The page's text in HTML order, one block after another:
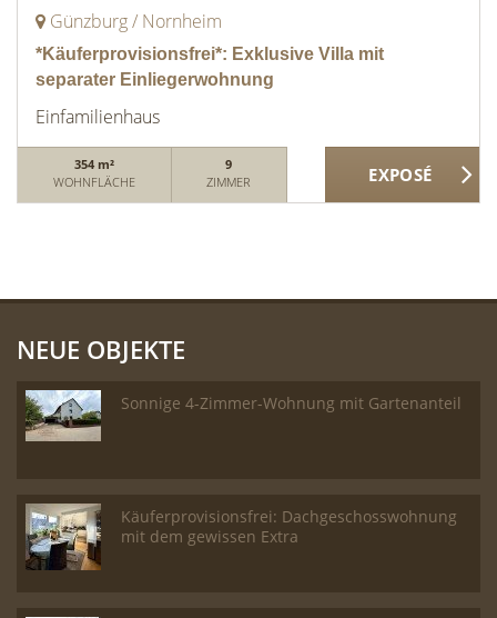
Günzburg / Nornheim
*Käuferprovisionsfrei*: Exklusive Villa mit
separater Einliegerwohnung
Einfamilienhaus
354 m²
WOHNFLÄCHE
9
ZIMMER
NEUE OBJEKTE
Sonnige 4-Zimmer-Wohnung mit Gartenanteil
Käuferprovisionsfrei: Dachgeschosswohnung
mit dem gewissen Extra